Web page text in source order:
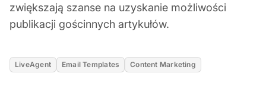
zwiększają szanse na uzyskanie możliwości
publikacji gościnnych artykułów.
LiveAgent Email Templates Content Marketing